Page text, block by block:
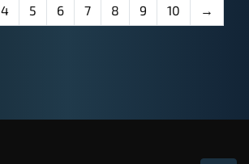
4 5 6 7 8 9 10 →